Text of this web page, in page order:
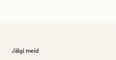
Jälgi meid